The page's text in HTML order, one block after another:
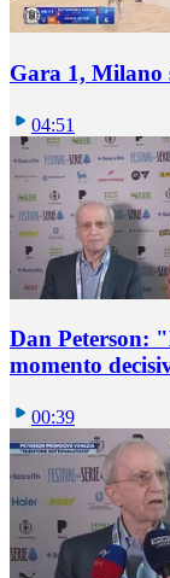
Gara 1, Milano
04:51
Dan Peterson:
momento
00:39